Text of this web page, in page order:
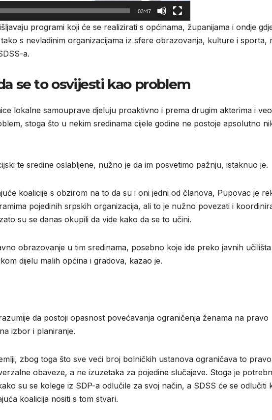
03:47
programi koji će se realizirati s općinama, županijama i ondje
s nevladinim organizacijama iz sfere obrazovanja, kulture i sporta,
a.
se to osvijesti kao problem
lokalne samouprave djeluju proaktivno i prema drugim akterima i
stoga što u nekim sredinama cijele godine ne postoje apsolutno
te sredine oslabljene, nužno je da im posvetimo pažnju, istaknuo je.
koalicije s obzirom na to da su i oni jedni od članova, Pupovac je
pojedinih srpskih organizacija, ali to je nužno povezati i
su se danas okupili da vide kako da se to učini.
obrazovanje u tim sredinama, posebno koje ide preko javnih
dijelu malih općina i gradova, kazao je.
da postoji opasnost povećavanja ograničenja ženama na pravo
izbor i planiranje.
zbog toga što sve veći broj bolničkih ustanova ograničava to
obaveze, a ne izuzetaka za pojedine slučajeve. Stoga je
su se kolege iz SDP-a odlučile za svoj način, a SDSS će se odlučiti
koalicija nositi s tom stvari.